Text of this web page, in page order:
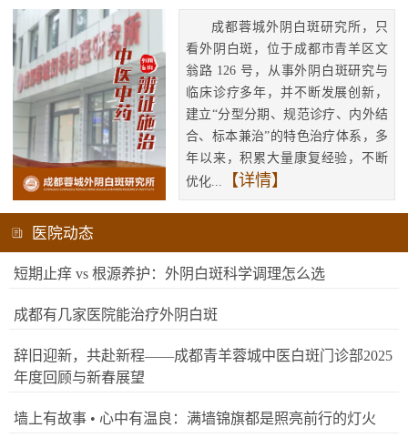
成都蓉城外阴白斑研究所，只
看外阴白斑，位于成都市青羊区文
翁路 126 号，从事外阴白斑研究与
临床诊疗多年，并不断发展创新，
建立“分型分期、规范诊疗、内外结
合、标本兼治”的特色治疗体系，多
年以来，积累大量康复经验，不断
优化...
【详情】
医院动态
短期止痒 vs 根源养护：外阴白斑科学调理怎么选
成都有几家医院能治疗外阴白斑
辞旧迎新，共赴新程——成都青羊蓉城中医白斑门诊部2025
年度回顾与新春展望
墙上有故事 • 心中有温良：满墙锦旗都是照亮前行的灯火